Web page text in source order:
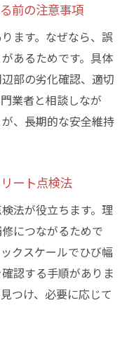
取り方のコツ
合の費用相場とは
クリートの割れ方
見積もり依頼の流
の見積もり比較
補修業者選び方
補修手順まとめ
所の簡単補修手順
ひび割れ修理法
で使う道具と材
前の注意事項
ます。なぜなら、誤
あるためです。具体
部の劣化確認、適切
業者と相談しなが
、長期的な安全維持
ート点検法
法が役立ちます。理
につながるためで
クスケールでひび幅
認する手順がありま
つけ、必要に応じて